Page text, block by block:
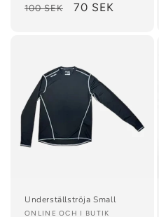
Ordinarie
100 SEK Försäljningspris
70 SEK
Underställströja Small
ONLINE OCH I BUTIK